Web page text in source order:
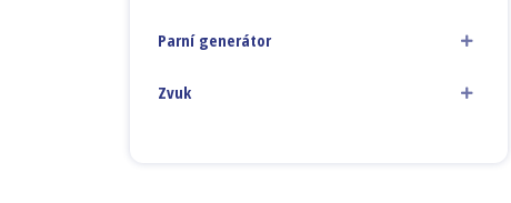
Parní generátor
Zvuk